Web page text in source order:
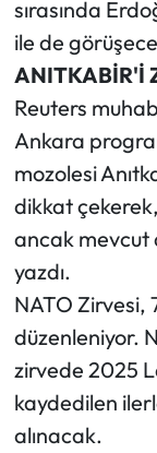
sırasında
ile de
ANITKABİR'İ
Reuters
Ankara
mozolesi
dikkat
ancak mevcut
yazdı.
NATO Zirvesi,
düzenleniyor.
zirvede 2025
kaydedilen
alınacak.